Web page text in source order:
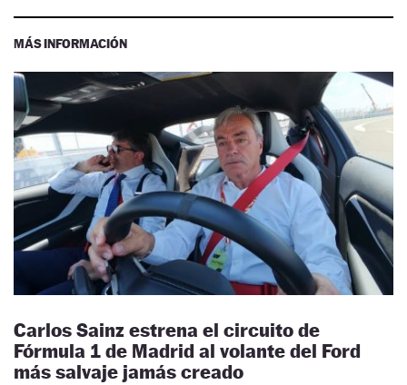
MÁS INFORMACIÓN
Carlos Sainz estrena el circuito de
Fórmula 1 de Madrid al volante del Ford
más salvaje jamás creado